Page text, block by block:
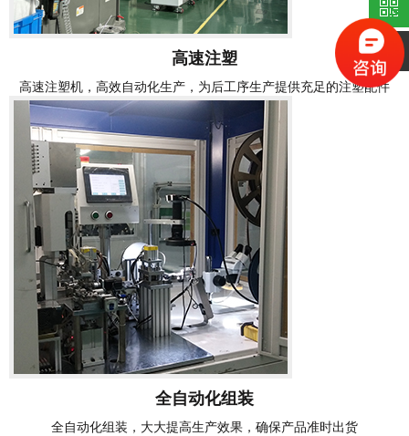
高速注塑
高速注塑机，高效自动化生产，为后工序生产提供充足的注塑配件
全自动化组装
全自动化组装，大大提高生产效果，确保产品准时出货